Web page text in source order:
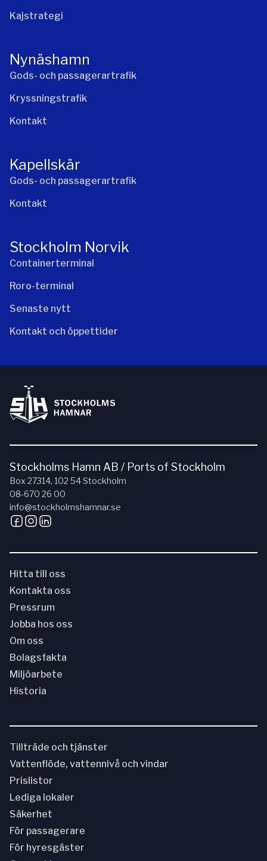
Kajstrategi
Nynäshamn
Gods- och passagerartrafik
Kryssningstrafik
Kontakt
Kapellskär
Gods- och passagerartrafik
Kontakt
Stockholm Norvik
Containerterminal
Roro-terminal
Senaste nytt
Kontakt och öppettider
Stockholms Hamn AB / Ports of Stockholm
Box 27314, 102 54 Stockholm
08-670 26 00
info@stockholmshamnar.se
Hitta till oss
Kontakta oss
Pressrum
Jobba hos oss
Om oss
Bolagsfakta
Miljöarbete
Historia
Tillträde och tjänster
Vattenflöde, vattennivå och vindar
Prislistor
Lediga lokaler
Säkerhet
För passagerare
För hyresgäster